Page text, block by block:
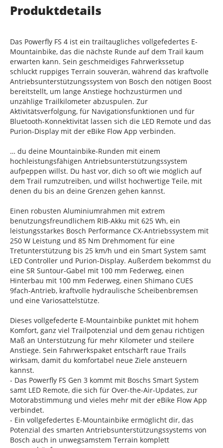
Produktdetails
Das Powerfly FS 4 ist ein trailtaugliches vollgefedertes E-
Mountainbike, das die nächste Runde auf dem Trail kaum
erwarten kann. Sein geschmeidiges Fahrwerkssetup
schluckt ruppiges Terrain souverän, während das kraftvolle
Antriebsunterstützungssystem von Bosch den nötigen Boost
bereitstellt, um lange Anstiege hochzustürmen und
unzählige Trailkilometer abzuspulen. Zur
Aktivitätsverfolgung, für Navigationsfunktionen und für
Bluetooth-Konnektivität lassen sich die LED Remote und das
Purion-Display mit der eBike Flow App verbinden.
… du deine Mountainbike-Runden mit einem
hochleistungsfähigen Antriebsunterstützungssystem
aufpeppen willst. Du hast vor, dich so oft wie möglich auf
dem Trail rumzutreiben, und willst hochwertige Teile, mit
denen du bis an deine Grenzen gehen kannst.
Einen robusten Aluminiumrahmen mit extrem
benutzungsfreundlichem RIB-Akku mit 625 Wh, ein
leistungsstarkes Bosch Performance CX-Antriebssystem mit
250 W Leistung und 85 Nm Drehmoment für eine
Tretunterstützung bis 25 km/h und ein Smart System samt
LED Controller und Purion-Display. Außerdem bekommst du
eine SR Suntour-Gabel mit 100 mm Federweg, einen
Hinterbau mit 100 mm Federweg, einen Shimano CUES
9fach-Antrieb, kraftvolle hydraulische Scheibenbremsen
und eine Variosattelstütze.
Dieses vollgefederte E-Mountainbike punktet mit hohem
Komfort, ganz viel Trailpotenzial und dem genau richtigen
Maß an Unterstützung für mehr Kilometer und steilere
Anstiege. Sein Fahrwerkspaket entschärft raue Trails
wirksam, damit du komfortabel neue Ziele ansteuern
kannst.
- Das Powerfly FS Gen 3 kommt mit Boschs Smart System
samt LED Remote, die sich für Over-the-Air-Updates, zur
Motorabstimmung und vieles mehr mit der eBike Flow App
verbindet.
- Ein vollgefedertes E-Mountainbike ermöglicht dir, das
Potenzial des smarten Antriebsunterstützungssystems von
Bosch auch in unwegsamstem Terrain komplett